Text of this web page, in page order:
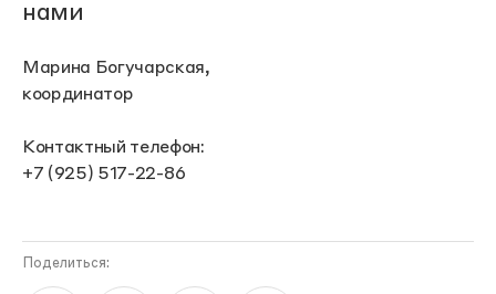
нами
Марина Богучарская,
координатор
Контактный телефон:
+7 (925) 517-22-86
Поделиться: